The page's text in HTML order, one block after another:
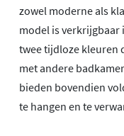
zowel moderne als
model is verkrijgbaar
twee tijdloze kleuren
met andere
bieden bovendien
te hangen en te